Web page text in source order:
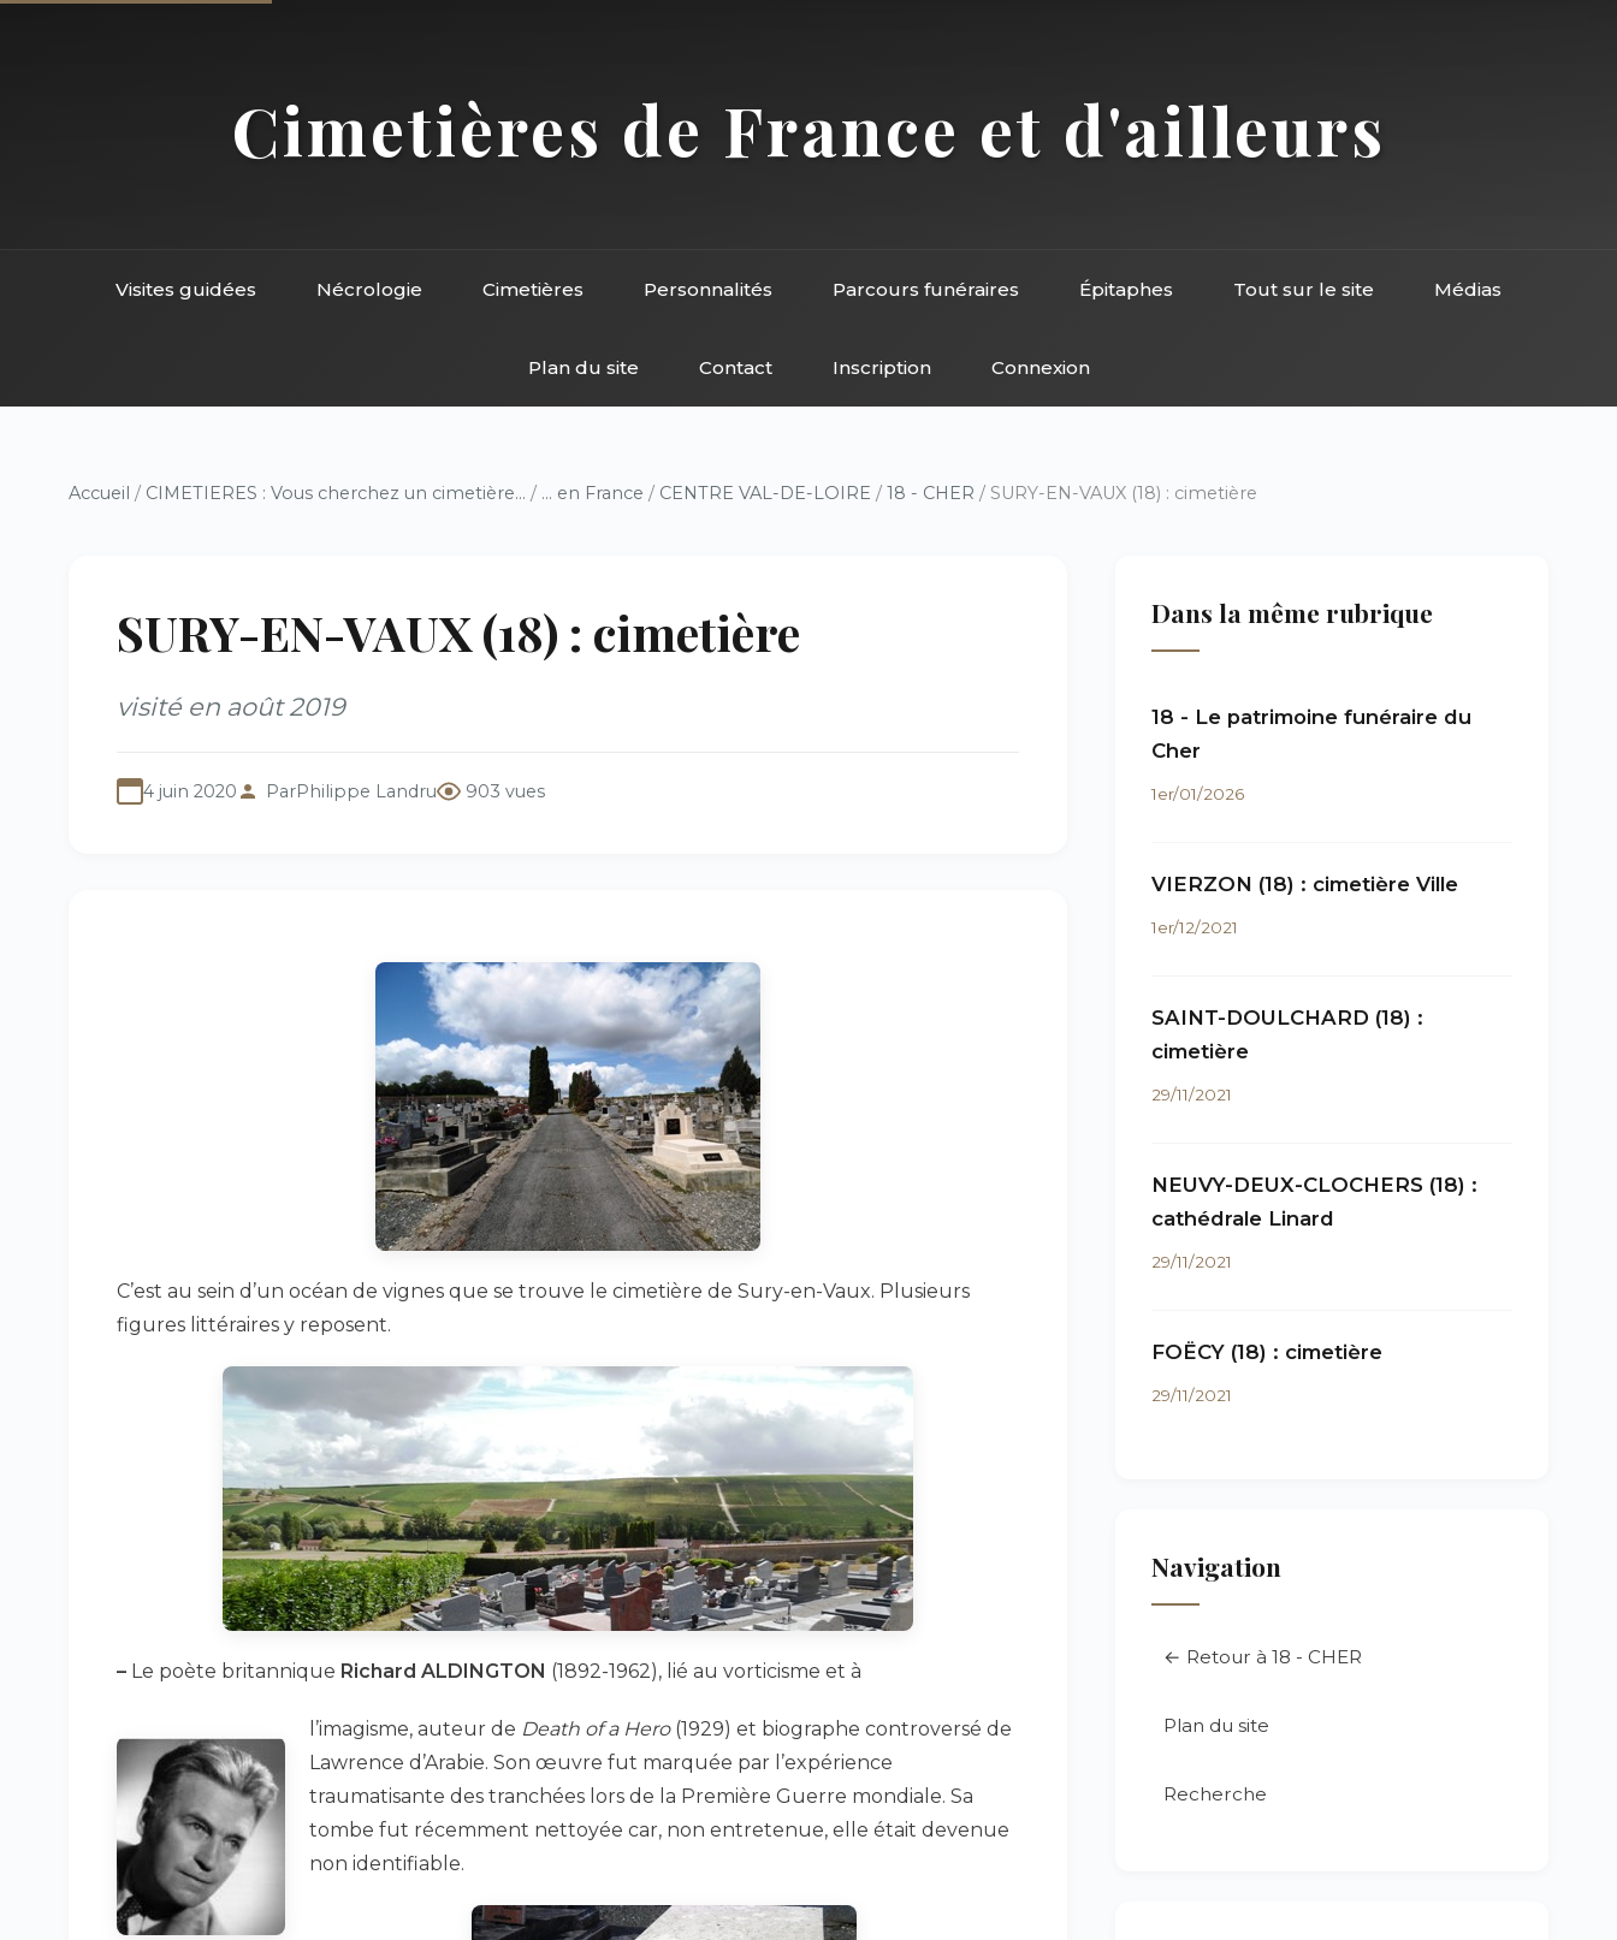
Cimetières de France et d'ailleurs
Visites guidées Nécrologie Cimetières Personnalités Parcours funéraires Épitaphes Tout sur le site Médias
Plan du site Contact Inscription Connexion
Accueil / CIMETIERES : Vous cherchez un cimetière... / ... en France / CENTRE VAL-DE-LOIRE / 18 - CHER / SURY-EN-VAUX (18) : cimetière
SURY-EN-VAUX (18) : cimetière
visité en août 2019
4 juin 2020 ParPhilippe Landru 903 vues
C’est au sein d’un océan de vignes que se trouve le cimetière de Sury-en-Vaux. Plusieurs
figures littéraires y reposent.
– Le poète britannique Richard ALDINGTON (1892-1962), lié au vorticisme et à
l’imagisme, auteur de Death of a Hero(1929) et biographe controversé de
Lawrence d’Arabie. Son œuvre fut marquée par l’expérience
traumatisante des tranchées lors de la Première Guerre mondiale. Sa
tombe fut récemment nettoyée car, non entretenue, elle était devenue
non identifiable.
Dans la même rubrique
18 - Le patrimoine funéraire du
Cher
1er/01/2026
VIERZON (18) : cimetière Ville
1er/12/2021
SAINT-DOULCHARD (18) :
cimetière
29/11/2021
NEUVY-DEUX-CLOCHERS (18) :
cathédrale Linard
29/11/2021
FOËCY (18) : cimetière
29/11/2021
Navigation
← Retour à 18 - CHER
Plan du site
Recherche